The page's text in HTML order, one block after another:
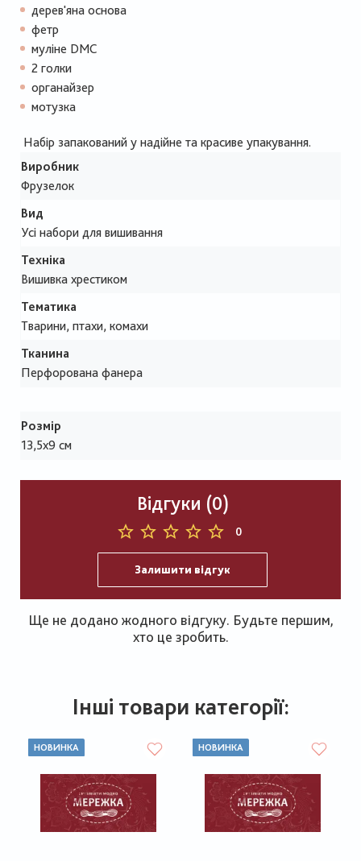
дерев'яна основа
фетр
муліне DMC
2 голки
органайзер
мотузка
Набір запакований у надійне та красиве упакування.
Виробник
Фрузелок
Вид
Усі набори для вишивання
Техніка
Вишивка хрестиком
Тематика
Тварини, птахи, комахи
Тканина
Перфорована фанера
Розмір
13,5х9 см
Відгуки (0)
0
Залишити відгук
Ще не додано жодного відгуку. Будьте першим,
хто це зробить.
Інші товари категорії:
НОВИНКА НОВИНКА